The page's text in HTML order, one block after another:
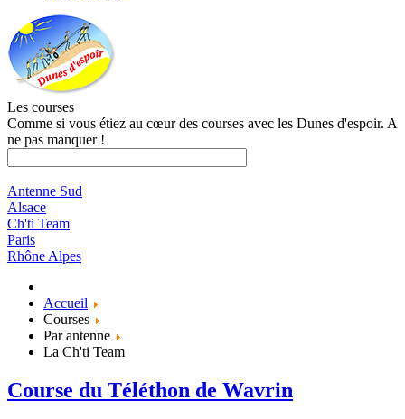
Les courses
Comme si vous étiez au cœur des courses avec les Dunes d'espoir. A
ne pas manquer !
Antenne Sud
Alsace
Ch'ti Team
Paris
Rhône Alpes
Accueil
Courses
Par antenne
La Ch'ti Team
Course du Téléthon de Wavrin